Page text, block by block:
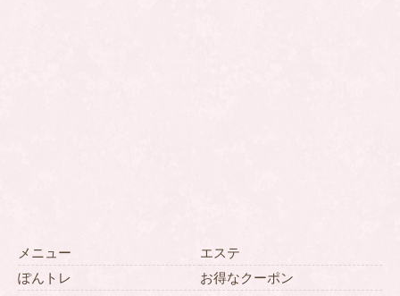
メニュー
エステ
ぽんトレ
お得なクーポン